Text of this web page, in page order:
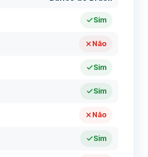
Sim
Não
Sim
Sim
Não
Sim